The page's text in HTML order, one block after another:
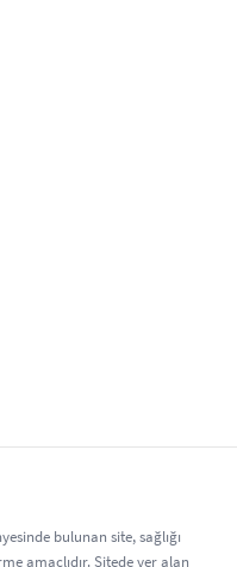
bulunan site, sağlığı
amaçlıdır. Sitede yer alan